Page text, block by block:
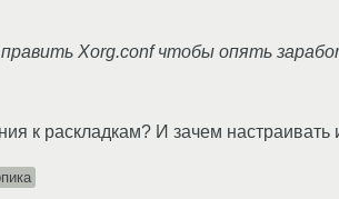
Xorg.conf чтобы опять
к раскладкам? И зачем настраивать